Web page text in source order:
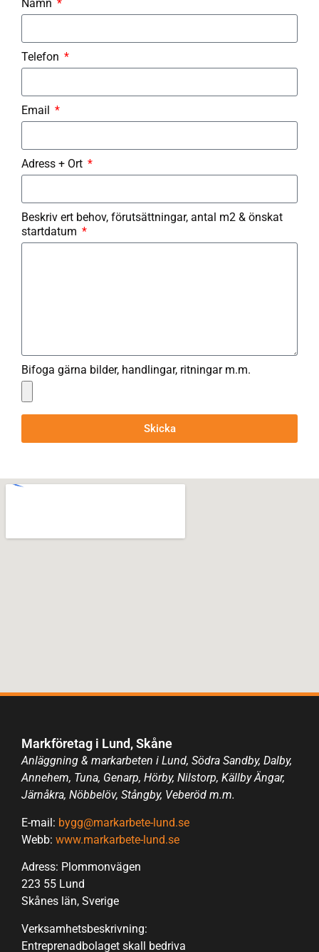
Namn
Telefon
Email
Adress + Ort
Beskriv ert behov, förutsättningar, antal m2 & önskat
startdatum
Bifoga gärna bilder, handlingar, ritningar m.m.
Skicka
Markföretag i Lund, Skåne
Anläggning & markarbeten i Lund, Södra Sandby, Dalby,
Annehem, Tuna, Genarp, Hörby, Nilstorp, Källby Ängar,
Järnåkra, Nöbbelöv, Stångby, Veberöd m.m.
E-mail: bygg@markarbete-lund.se
Webb: www.markarbete-lund.se
Adress: Plommonvägen
223 55 Lund
Skånes län, Sverige
Verksamhetsbeskrivning:
Entreprenadbolaget skall bedriva